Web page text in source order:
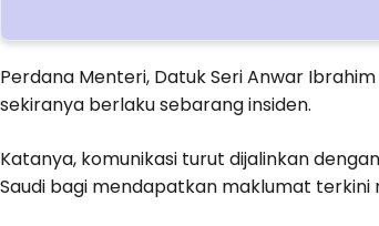
Perdana Menteri, Datuk Seri Anwar
sekiranya berlaku sebarang insiden.
Katanya, komunikasi turut dijalinkan
Saudi bagi mendapatkan maklumat